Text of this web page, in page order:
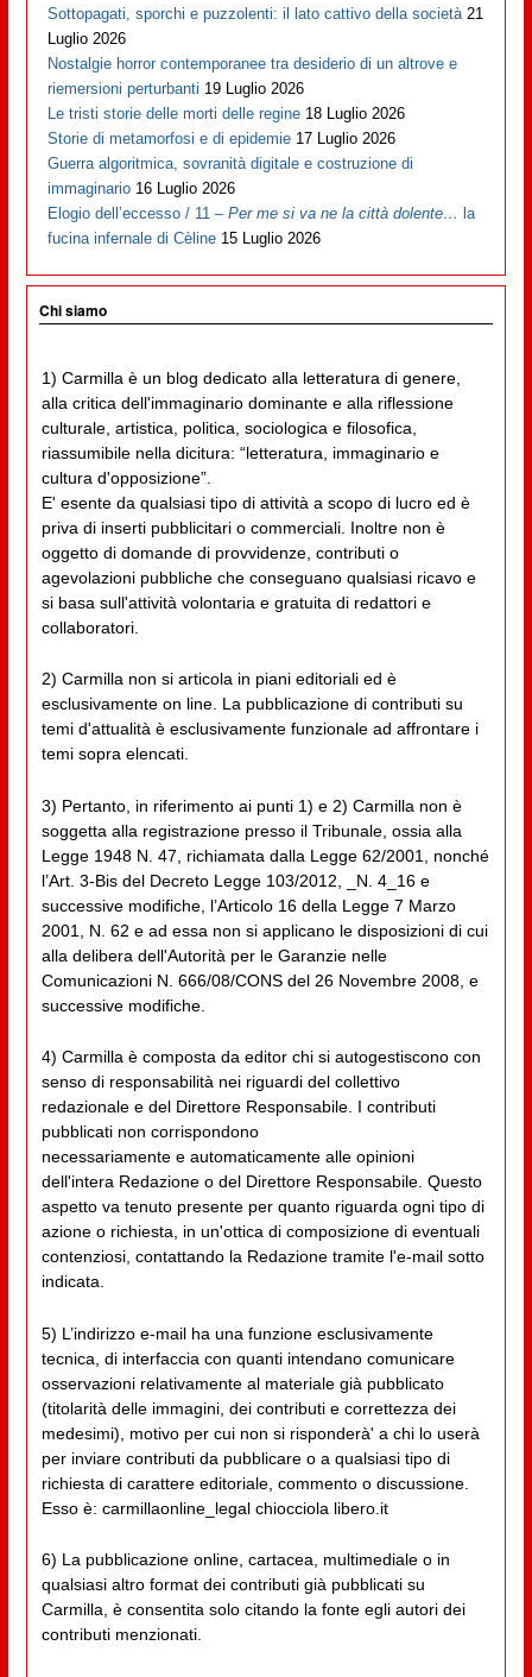
Sottopagati, sporchi e puzzolenti: il lato cattivo della società 21
Luglio 2026
Nostalgie horror contemporanee tra desiderio di un altrove e
riemersioni perturbanti 19 Luglio 2026
Le tristi storie delle morti delle regine 18 Luglio 2026
Storie di metamorfosi e di epidemie 17 Luglio 2026
Guerra algoritmica, sovranità digitale e costruzione di
immaginario 16 Luglio 2026
Elogio dell’eccesso / 11 –Per me si va ne la città dolente… la
fucina infernale di Cèline 15 Luglio 2026
Chi siamo
1) Carmilla è un blog dedicato alla letteratura di genere,
alla critica dell'immaginario dominante e alla riflessione
culturale, artistica, politica, sociologica e filosofica,
riassumibile nella dicitura: “letteratura, immaginario e
cultura d'opposizione”.
E' esente da qualsiasi tipo di attività a scopo di lucro ed è
priva di inserti pubblicitari o commerciali. Inoltre non è
oggetto di domande di provvidenze, contributi o
agevolazioni pubbliche che conseguano qualsiasi ricavo e
si basa sull'attività volontaria e gratuita di redattori e
collaboratori.
2) Carmilla non si articola in piani editoriali ed è
esclusivamente on line. La pubblicazione di contributi su
temi d'attualità è esclusivamente funzionale ad affrontare i
temi sopra elencati.
3) Pertanto, in riferimento ai punti 1) e 2) Carmilla non è
soggetta alla registrazione presso il Tribunale, ossia alla
Legge 1948 N. 47, richiamata dalla Legge 62/2001, nonché
l’Art. 3-Bis del Decreto Legge 103/2012, _N. 4_16 e
successive modifiche, l’Articolo 16 della Legge 7 Marzo
2001, N. 62 e ad essa non si applicano le disposizioni di cui
alla delibera dell'Autorità per le Garanzie nelle
Comunicazioni N. 666/08/CONS del 26 Novembre 2008, e
successive modifiche.
4) Carmilla è composta da editor chi si autogestiscono con
senso di responsabilità nei riguardi del collettivo
redazionale e del Direttore Responsabile. I contributi
pubblicati non corrispondono
necessariamente e automaticamente alle opinioni
dell'intera Redazione o del Direttore Responsabile. Questo
aspetto va tenuto presente per quanto riguarda ogni tipo di
azione o richiesta, in un'ottica di composizione di eventuali
contenziosi, contattando la Redazione tramite l'e-mail sotto
indicata.
5) L’indirizzo e-mail ha una funzione esclusivamente
tecnica, di interfaccia con quanti intendano comunicare
osservazioni relativamente al materiale già pubblicato
(titolarità delle immagini, dei contributi e correttezza dei
medesimi), motivo per cui non si risponderà' a chi lo userà
per inviare contributi da pubblicare o a qualsiasi tipo di
richiesta di carattere editoriale, commento o discussione.
Esso è: carmillaonline_legal chiocciola libero.it
6) La pubblicazione online, cartacea, multimediale o in
qualsiasi altro format dei contributi già pubblicati su
Carmilla, è consentita solo citando la fonte egli autori dei
contributi menzionati.